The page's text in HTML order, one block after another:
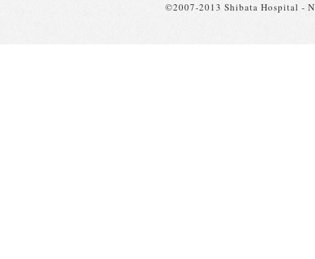
©2007-2013 Shibata Hospital -